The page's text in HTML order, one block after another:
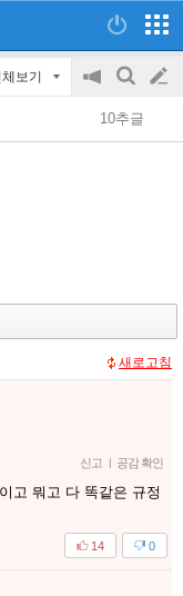
체보기
공
지
on/off
검
색
글
쓰
10추글
새로고침
신고 | 공감 확인
고 뭐고 다 똑같은 규정
0
14